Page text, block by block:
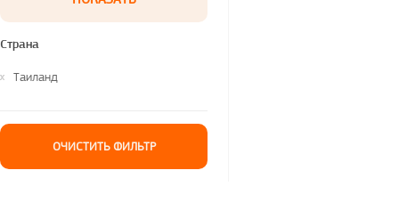
Страна
Таиланд